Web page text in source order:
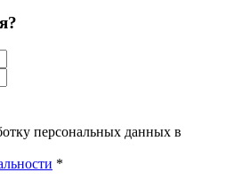
персональных данных в
*